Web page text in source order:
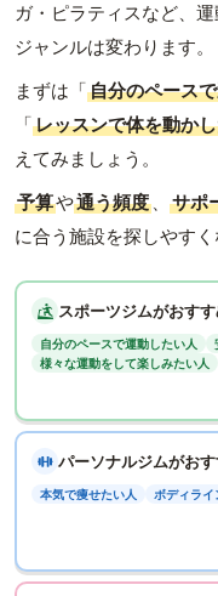
ガ・ピラティスなど、
ジャンルは変わります。
まずは「自分のペース
「レッスンで体を動か
えてみましょう。
予算や通う頻度 、 サポ
に合う施設を探しやすく
スポーツジムがおす
自分のペースで運動したい人
様々な運動をして楽しみたい人
パーソナルジムがお
本気で痩せたい人 ボディライ